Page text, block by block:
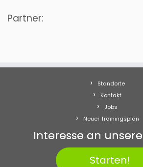
Partner:
Standorte
Kontakt
Jobs
Neuer Trainingsplan
Interesse an
Starten!